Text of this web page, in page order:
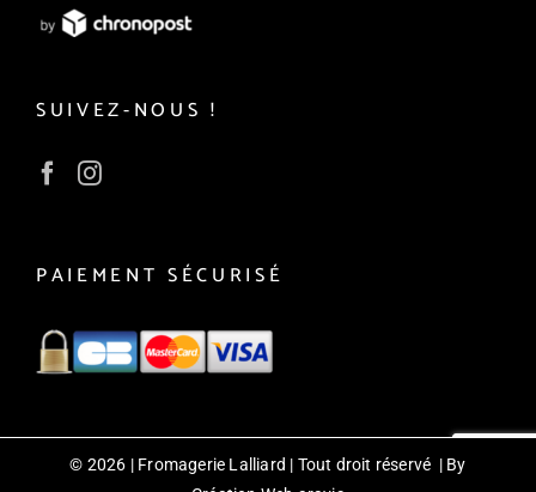
SUIVEZ-NOUS !
PAIEMENT SÉCURISÉ
© 2026 | Fromagerie Lalliard | Tout droit réservé | By